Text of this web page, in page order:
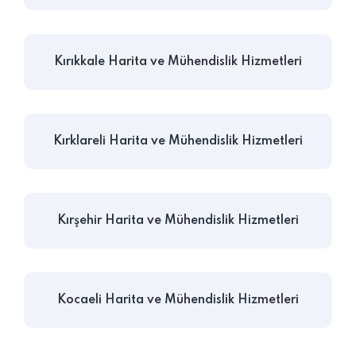
Kırıkkale Harita ve Mühendislik Hizmetleri
Kırklareli Harita ve Mühendislik Hizmetleri
Kırşehir Harita ve Mühendislik Hizmetleri
Kocaeli Harita ve Mühendislik Hizmetleri